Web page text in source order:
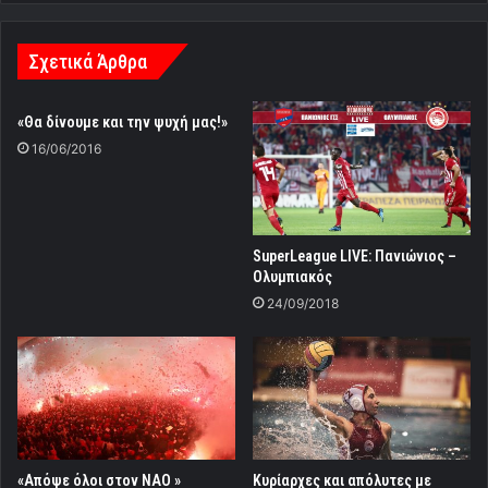
Σχετικά Άρθρα
«Θα δίνουμε και την ψυχή μας!»
16/06/2016
SuperLeague LIVE: Πανιώνιος –
Ολυμπιακός
24/09/2018
«Απόψε όλοι στον ΝΑΟ » Κυρίαρχες και απόλυτες με